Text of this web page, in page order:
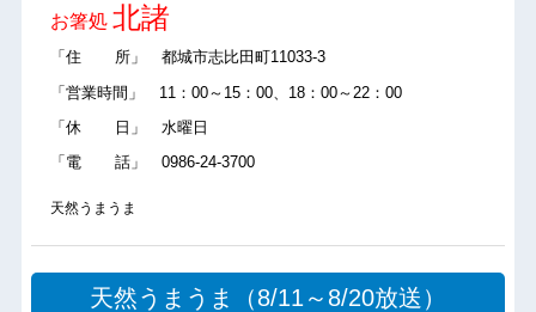
お箸処 北諸
「住 所」 都城市志比田町11033-3
「営業時間」 11：00～15：00、18：00～22：00
「休 日」 水曜日
「電 話」 0986-24-3700
天然うまうま
天然うまうま（8/11～8/20放送）